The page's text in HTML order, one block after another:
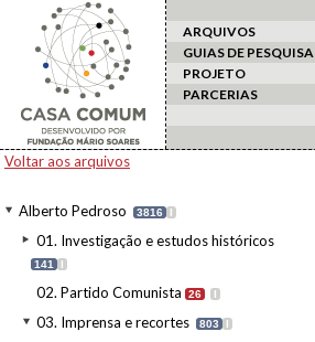
ARQUIVOS
GUIAS DE PESQUISA
PROJETO
PARCERIAS
Voltar aos arquivos
Alberto Pedroso 3816 I
01. Investigação e estudos históricos
141 I
02. Partido Comunista 26 I
03. Imprensa e recortes 803 I